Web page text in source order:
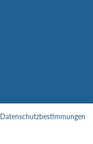
Datenschutzbestimmungen